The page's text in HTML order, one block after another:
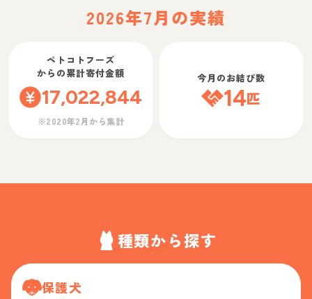
2026年7月の実績
ペトコトフーズ
からの累計寄付金額
17,022,844
※2020年2月から集計
今月のお結び数
14匹
種類から探す
保護犬